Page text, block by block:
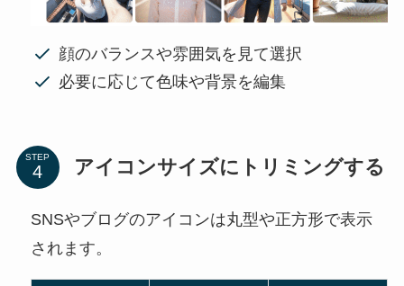
顔のバランスや雰囲気を見て選択
必要に応じて色味や背景を編集
STEP アイコンサイズにトリミングする
SNSやブログのアイコンは丸型や正方形で表示
されます。